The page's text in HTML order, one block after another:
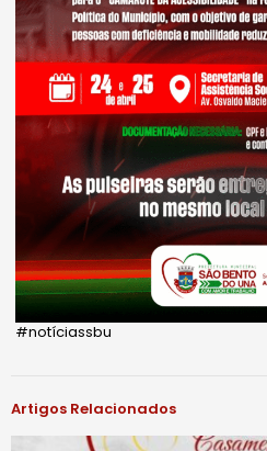
#notíciassbu
Artigos Relacionados